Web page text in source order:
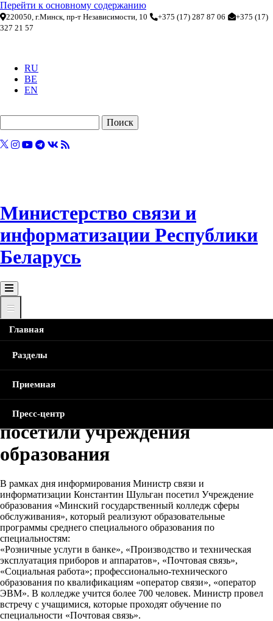
Перейти к основному содержанию
220050, г.Минск, пр-т Независимости, 10 +375 (17) 287 87 06
+375 (17)
327 21 57
RU
BE
EN
Министерство связи и
информатизации Республики
Беларусь
Главная
Разделы
Приемная
Пресс-центр
Строка
навигации
Главная Новости
Министр и первый заместитель
Министра посетили учреждения образования
Министр и первый
заместитель Министра
посетили учреждения
образования
В рамках дня информирования Министр связи и
информатизации Константин Шульган посетил Учреждение
образования «Минский государственный колледж сферы
обслуживания», который реализуют образовательные
программы среднего специального образования по
специальностям:
«Розничные услуги в банке», «Производство и техническая
эксплуатация приборов и аппаратов», «Почтовая связь»,
«Социальная работа»; профессионально-технического
образования по квалификациям «оператор связи», «оператор
ЭВМ». В колледже учится более 700 человек. Министр провел
встречу с учащимися, которые проходят обучение по
специальности «Почтовая связь».